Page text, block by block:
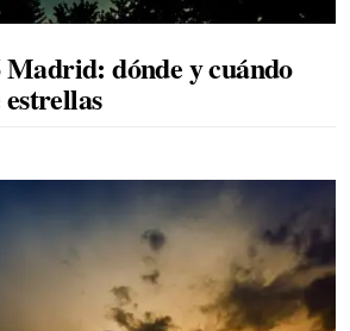
Madrid: dónde y cuándo